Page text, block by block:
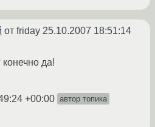
от friday 25.10.2007 18:51:14
конечно да!
+00:00 автор топика